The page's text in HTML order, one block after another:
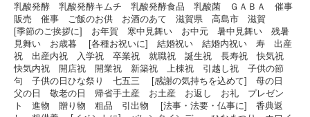
乳酸発酵 乳酸発酵キムチ 乳酸発酵食品 乳酸菌 ＧＡＢＡ 催事
販売 催事 ご飯のお供 お酒のあて 滋賀県 高島市 滋賀
[季節のご挨拶に] お年賀 寒中見舞い お中元 暑中見舞い 残暑
見舞い お歳暮 [各種お祝いに] 結婚祝い 結婚内祝い 寿 出産
祝 出産内祝 入学祝 卒業祝 就職祝 誕生祝 長寿祝 快気祝
快気内祝 開店祝 開業祝 新築祝 上棟祝 引越し祝 子供の節
句 子供の日ひな祭り 七五三 [感謝の気持ちを込めて] 母の日
父の日 敬老の日 帰省手土産 お土産 お返し お礼 プレゼン
ト 進物 贈り物 粗品 引出物 [法事・法要・仏事に] 香典返